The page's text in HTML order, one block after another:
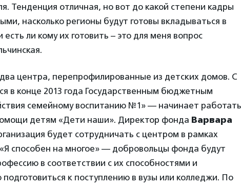
Тенденция отличная, но вот до какой степени кадры
насколько регионы будут готовы вкладываться в
ли кому их готовить – это для меня вопрос
центра, перепрофилированные из детских домов. С
в конце 2013 года Государственным бюджетным
семейному воспитанию №1» — начинает работать
детям «Дети наши». Директор фонда Варвара
будет сотрудничать с центром в рамках
способен на многое» — добровольцы фонда будут
в соответствии с их способностями и
подготовиться к поступлению в вузы или колледжи. По